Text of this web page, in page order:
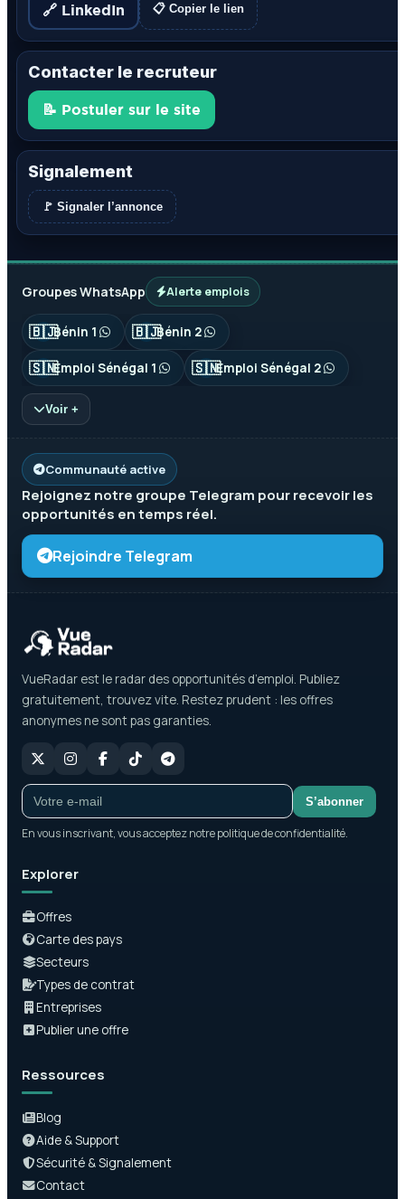
🔗 LinkedIn 📋 Copier le lien
Contacter le recruteur
📝 Postuler sur le site
Signalement
🚩 Signaler l’annonce
Groupes WhatsApp Alerte emplois
🇧🇯Bénin 1 🇧🇯Bénin 2
🇸🇳Emploi Sénégal 1 🇸🇳Emploi Sénégal 2
Voir +
Communauté active
Rejoignez notre groupe Telegram pour recevoir les
opportunités en temps réel.
Rejoindre Telegram
VueRadar est le radar des opportunités d’emploi. Publiez
gratuitement, trouvez vite. Restez prudent : les offres
anonymes ne sont pas garanties.
S’abonner
En vous inscrivant, vous acceptez notre politique de confidentialité.
Explorer
Offres
Carte des pays
Secteurs
Types de contrat
Entreprises
Publier une offre
Ressources
Blog
Aide & Support
Sécurité & Signalement
Contact